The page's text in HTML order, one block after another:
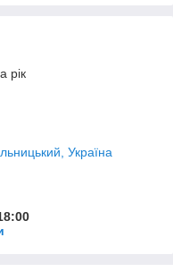
рік
Україна